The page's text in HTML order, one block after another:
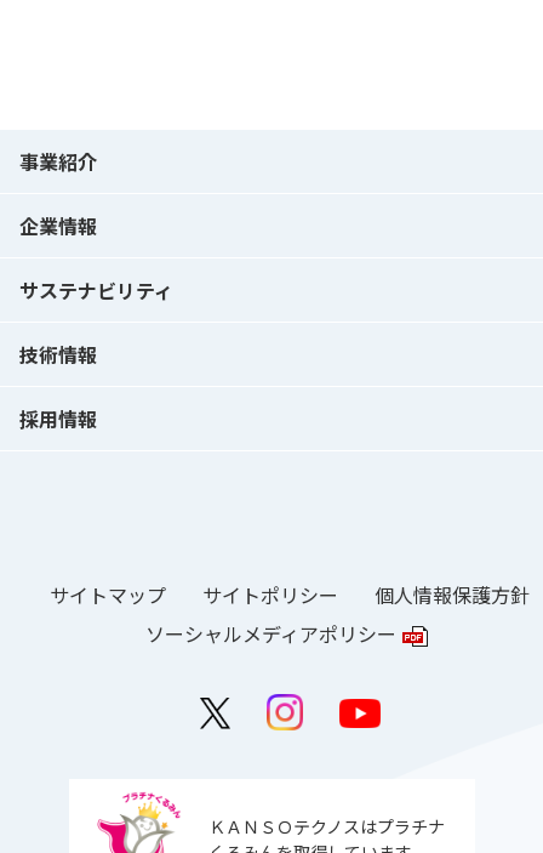
事業紹介
企業情報
サステナビリティ
技術情報
採用情報
ＫＡＮＳＯテクノスはプラチナ
サイトマップ サイトポリシー
個人情報保護方針
ソーシャルメディアポリシー